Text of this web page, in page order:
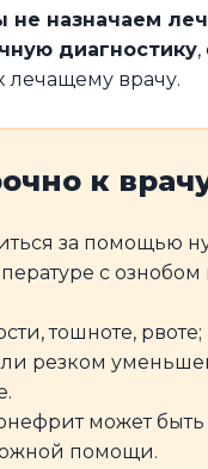
не назначаем
диагностику,
лечащему врачу.
к
за помощью
с
тошноте, рвоте;
резком
может быть
помощи.